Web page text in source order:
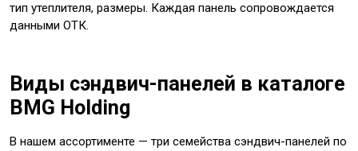
тип утеплителя, размеры. Каждая панель сопровождается
данными ОТК.
Виды сэндвич-панелей в каталоге
BMG Holding
В нашем ассортименте — три семейства сэндвич-панелей по